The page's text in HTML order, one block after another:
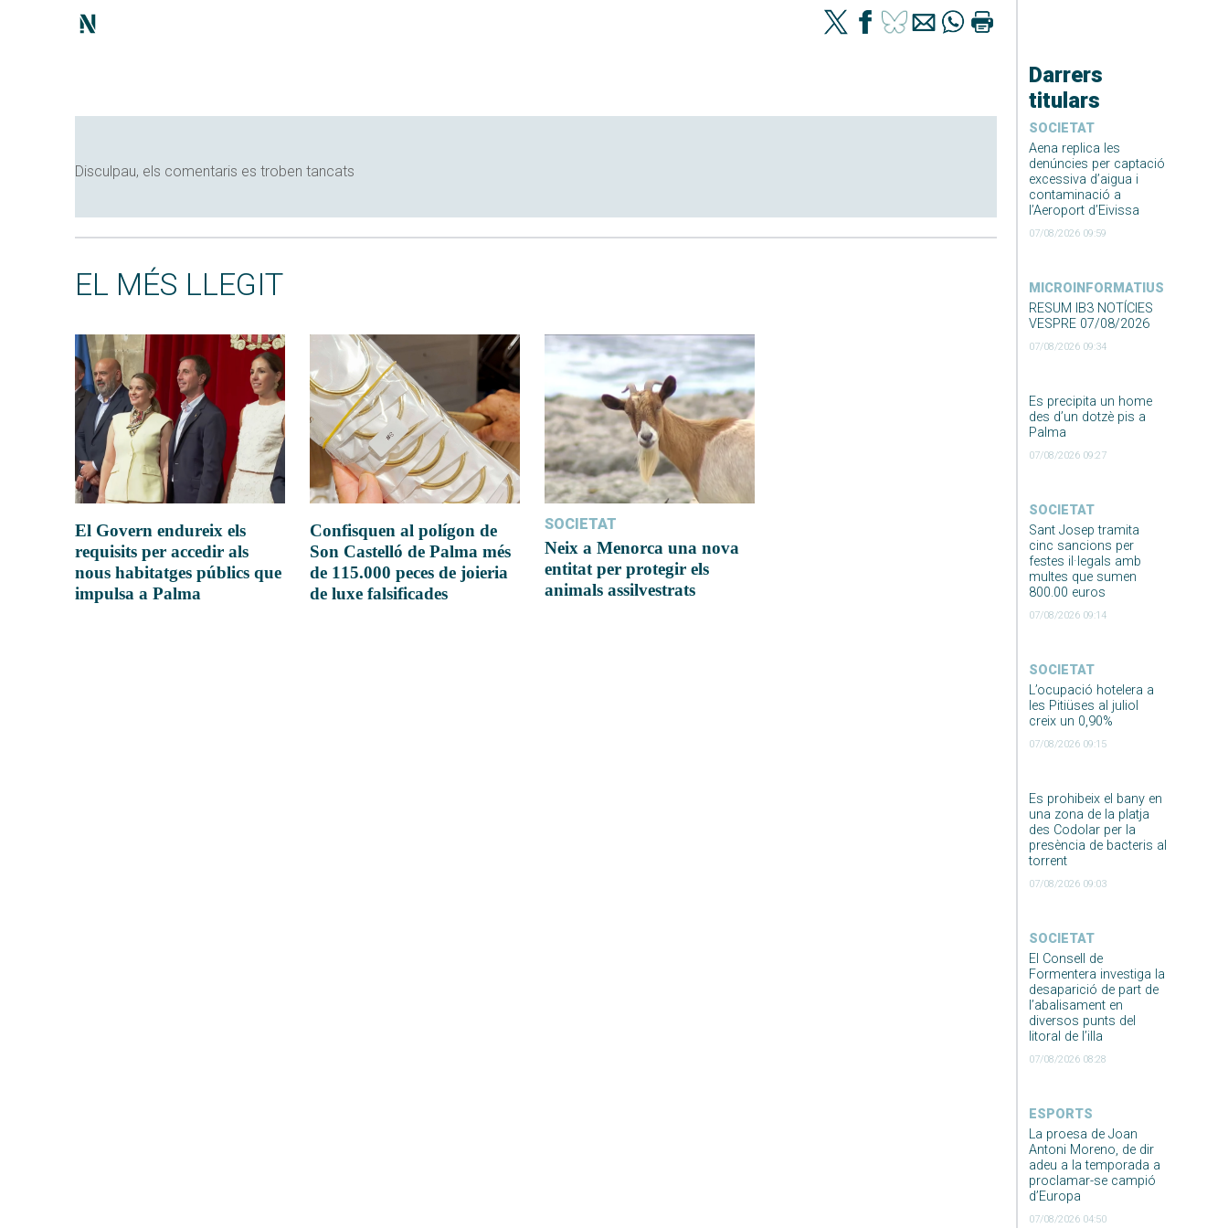
Darrers
titulars
SOCIETAT
Aena replica les
denúncies per captació
excessiva d’aigua i
contaminació a
l’Aeroport d’Eivissa
07/08/2026 09:59
MICROINFORMATIUS
RESUM IB3 NOTÍCIES
VESPRE 07/08/2026
07/08/2026 09:34
Es precipita un home
des d’un dotzè pis a
Palma
07/08/2026 09:27
SOCIETAT
Sant Josep tramita
cinc sancions per
festes il·legals amb
multes que sumen
800.00 euros
07/08/2026 09:14
SOCIETAT
L’ocupació hotelera a
les Pitiüses al juliol
creix un 0,90%
07/08/2026 09:15
Es prohibeix el bany en
una zona de la platja
des Codolar per la
presència de bacteris al
torrent
07/08/2026 09:03
SOCIETAT
El Consell de
Formentera investiga la
desaparició de part de
l’abalisament en
diversos punts del
litoral de l’illa
07/08/2026 08:28
ESPORTS
La proesa de Joan
Antoni Moreno, de dir
adeu a la temporada a
proclamar-se campió
d’Europa
07/08/2026 04:50
Disculpau, els comentaris es troben tancats
EL MÉS LLEGIT
El Govern endureix els
requisits per accedir als
nous habitatges públics que
impulsa a Palma
Confisquen al polígon de
Son Castelló de Palma més
de 115.000 peces de joieria
de luxe falsificades
SOCIETAT
Neix a Menorca una nova
entitat per protegir els
animals assilvestrats